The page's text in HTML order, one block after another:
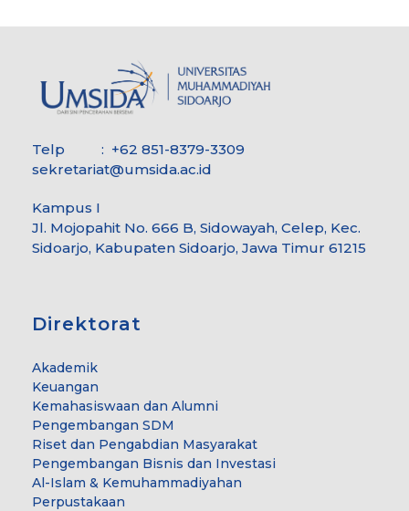
Telp : +62 851-8379-3309
sekretariat@umsida.ac.id
Kampus I
Jl. Mojopahit No. 666 B, Sidowayah, Celep, Kec.
Sidoarjo, Kabupaten Sidoarjo, Jawa Timur 61215
Direktorat
Akademik
Keuangan
Kemahasiswaan dan Alumni
Pengembangan SDM
Riset dan Pengabdian Masyarakat
Pengembangan Bisnis dan Investasi
Al-Islam & Kemuhammadiyahan
Perpustakaan